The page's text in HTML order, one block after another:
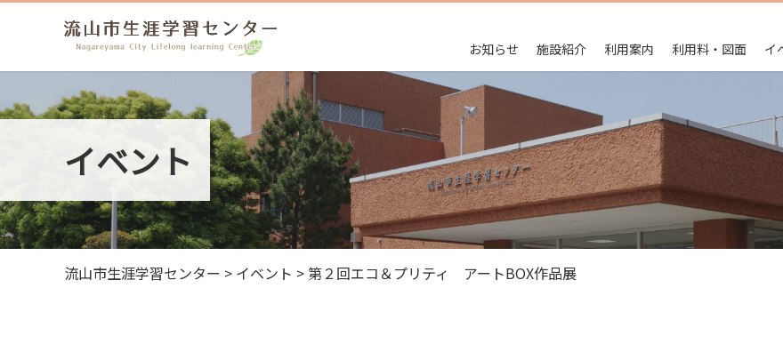
お知らせ 施設紹介 利用案内 利用料・図面 イ
イベント
流山市生涯学習センター > イベント >第２回エコ＆プリティ アートBOX作品展